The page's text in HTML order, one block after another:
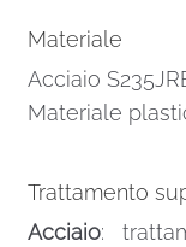
Materiale
Acciaio
Materiale
Trattamento
Acciaio: